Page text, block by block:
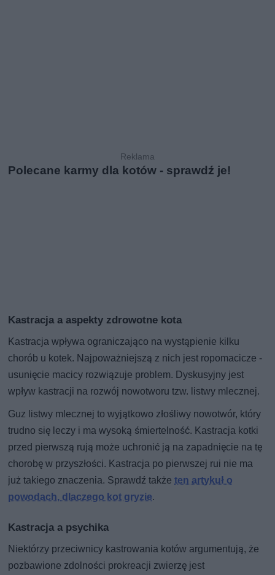
Polecane karmy dla kotów - sprawdź je!
Kastracja a aspekty zdrowotne kota
Kastracja wpływa ograniczająco na wystąpienie kilku
chorób u kotek. Najpoważniejszą z nich jest ropomacicze -
usunięcie macicy rozwiązuje problem. Dyskusyjny jest
wpływ kastracji na rozwój nowotworu tzw. listwy mlecznej.
Guz listwy mlecznej to wyjątkowo złośliwy nowotwór, który
trudno się leczy i ma wysoką śmiertelność. Kastracja kotki
przed pierwszą rują może uchronić ją na zapadnięcie na tę
chorobę w przyszłości. Kastracja po pierwszej rui nie ma
już takiego znaczenia. Sprawdź takżeten artykuł o
powodach, dlaczego kot gryzie.
Kastracja a psychika
Niektórzy przeciwnicy kastrowania kotów argumentują, że
pozbawione zdolności prokreacji zwierzę jest